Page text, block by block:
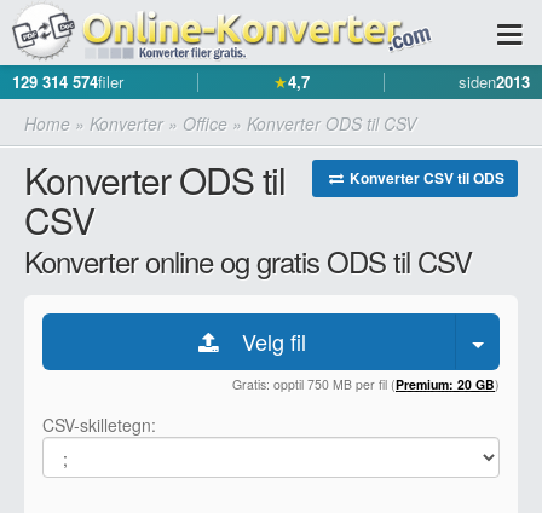
129 314 574filer ★4,7 siden2013
Home » Konverter» Office » Konverter ODS til CSV
Konverter CSV til ODS
Konverter ODS til
CSV
Konverter online og gratis ODS til CSV
Velg fil
Gratis: opptil 750 MB per fil (Premium: 20 GB)
CSV-skilletegn: